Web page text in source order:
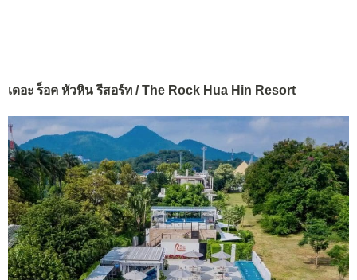
เดอะ ร็อค หัวหิน รีสอร์ท / The Rock Hua Hin Resort